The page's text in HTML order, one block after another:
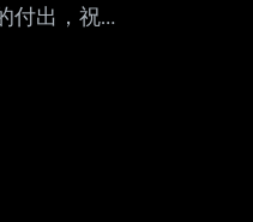
付出，祝
以來的種
新，僅